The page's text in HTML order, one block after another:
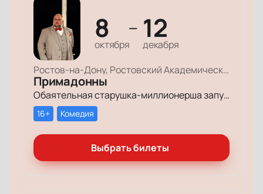
8
октября
— 12
декабря
Ростов-на-Дону, Ростовский Академический Театр Драмы, Большая сцена
Примадонны
Обаятельная старушка-миллионерша запускает грандиозный поиск своих долгопотерянных племянниц, чтобы открыть им двери в мир богатства и оставить в наследство свои миллионы.
16+ Комедия
Выбрать билеты